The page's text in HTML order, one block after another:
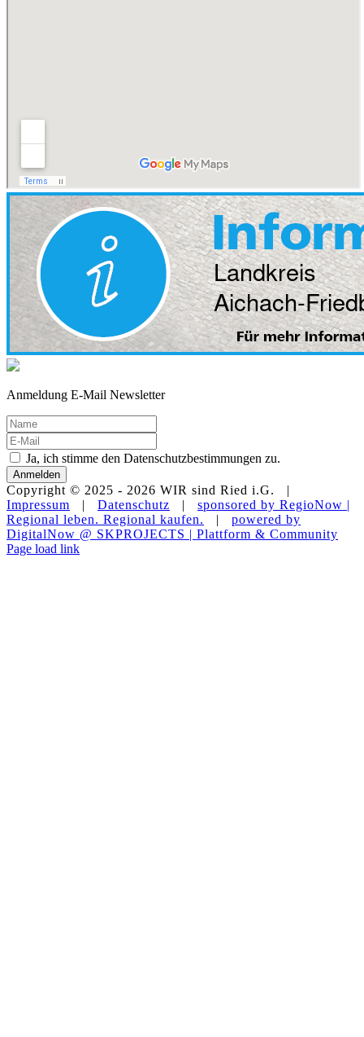
Anmeldung E-Mail Newsletter
Ja, ich stimme den Datenschutzbestimmungen zu.
Anmelden
Copyright © 2025 - 2026 WIR sind Ried i.G. |
Impressum | Datenschutz | sponsored by RegioNow |
Regional leben. Regional kaufen.
| powered by
DigitalNow @ SKPROJECTS | Plattform & Community
E-
WhatsApp
Facebook
Instagram
YouTube
Page load link